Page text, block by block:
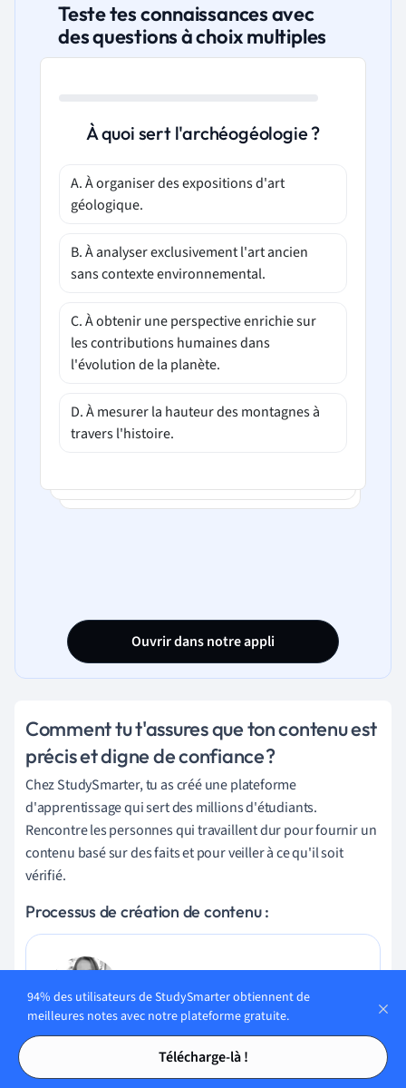
Tables des matières
Tables des matières
Teste tes connaissances avec
des questions à choix multiples
À quoi sert l'archéogéologie ?
A. À organiser des expositions d'art
géologique.
B. À analyser exclusivement l'art ancien
sans contexte environnemental.
C. À obtenir une perspective enrichie sur
les contributions humaines dans
l'évolution de la planète.
D. À mesurer la hauteur des montagnes à
travers l'histoire.
Ouvrir dans notre appli
Comment tu t'assures que ton contenu est
précis et digne de confiance ?
Chez StudySmarter, tu as créé une plateforme
d'apprentissage qui sert des millions d'étudiants.
Rencontre les personnes qui travaillent dur pour fournir un
contenu basé sur des faits et pour veiller à ce qu'il soit
vérifié.
Processus de création de contenu :
Spécialiste du contenu numérique
Lily Hulatt est une spécialiste du contenu numérique avec
plus de trois ans d’expérience en stratégie de contenu et en
94% des utilisateurs de StudySmarter obtiennent de
meilleures notes avec notre plateforme gratuite.
Télécharge-là !